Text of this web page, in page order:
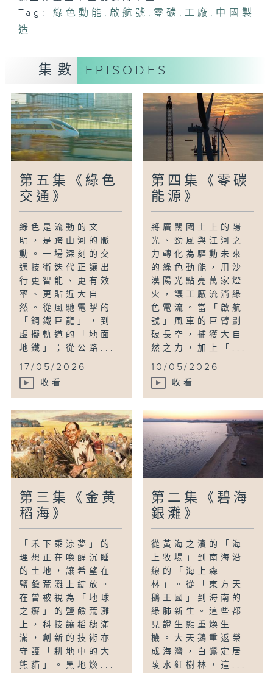
Tag: 綠色動能 , 啟航號 , 零碳 ,工廠 , 中國製
造
集數 EPISODES
第五集《綠色
交通》
綠色是流動的文
明，是跨山河的脈
動。一場深刻的交
通技術迭代正讓出
行更智能、更有效
率、更貼近大自
然。從風馳電掣的
「鋼鐵巨龍」，到
虛擬軌道的「地面
地鐵」；從公路...
17/05/2026
收看
第四集《零碳
能源》
將廣闊國土上的陽
光、勁風與江河之
力轉化為驅動未來
的綠色動能，用沙
漠陽光點亮萬家燈
火，讓工廠流淌綠
色電流。當「啟航
號」風車的巨臂劃
破長空，捕獲大自
然之力，加上「...
10/05/2026
收看
第三集《金黄
稻海》
「禾下乘涼夢」的
理想正在喚醒沉睡
的土地，讓希望在
鹽鹼荒灘上綻放。
在曾被視為「地球
之癬」的鹽鹼荒灘
上，科技讓稻穗滿
滿，創新的技術亦
守護「耕地中的大
熊貓」。黑地煥...
第二集《碧海
銀灘》
從黃海之濱的「海
上牧場」到南海沿
線的「海上森
林」。從「東方天
鵝王國」到海南的
綠肺新生。這些都
見證生態重煥生
機。大天鵝重返榮
成海灣，白鷺定居
陵水紅樹林，這...